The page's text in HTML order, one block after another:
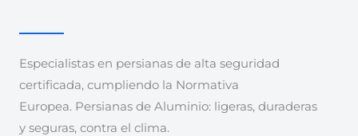
Especialistas en persianas de alta seguridad
certificada, cumpliendo la Normativa
Europea. Persianas de Aluminio: ligeras, duraderas
y seguras, contra el clima.